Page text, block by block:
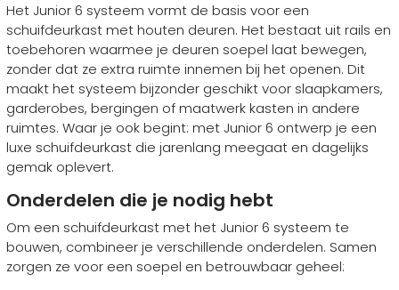
Het Junior 6 systeem vormt de basis voor een
schuifdeurkast met houten deuren. Het bestaat uit rails en
toebehoren waarmee je deuren soepel laat bewegen,
zonder dat ze extra ruimte innemen bij het openen. Dit
maakt het systeem bijzonder geschikt voor slaapkamers,
garderobes, bergingen of maatwerk kasten in andere
ruimtes. Waar je ook begint: met Junior 6 ontwerp je een
luxe schuifdeurkast die jarenlang meegaat en dagelijks
gemak oplevert.
Onderdelen die je nodig hebt
Om een schuifdeurkast met het Junior 6 systeem te
bouwen, combineer je verschillende onderdelen. Samen
zorgen ze voor een soepel en betrouwbaar geheel: